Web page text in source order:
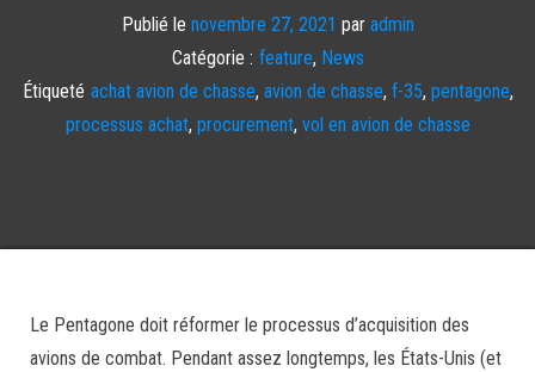
Publié le novembre 27, 2021 par admin
Catégorie : feature, News
Étiqueté achat avion de chasse, avion de chasse, f-35, pentagone,
processus achat, procurement, vol en avion de chasse
Le Pentagone doit réformer le processus d’acquisition des
avions de combat. Pendant assez longtemps, les États-Unis (et